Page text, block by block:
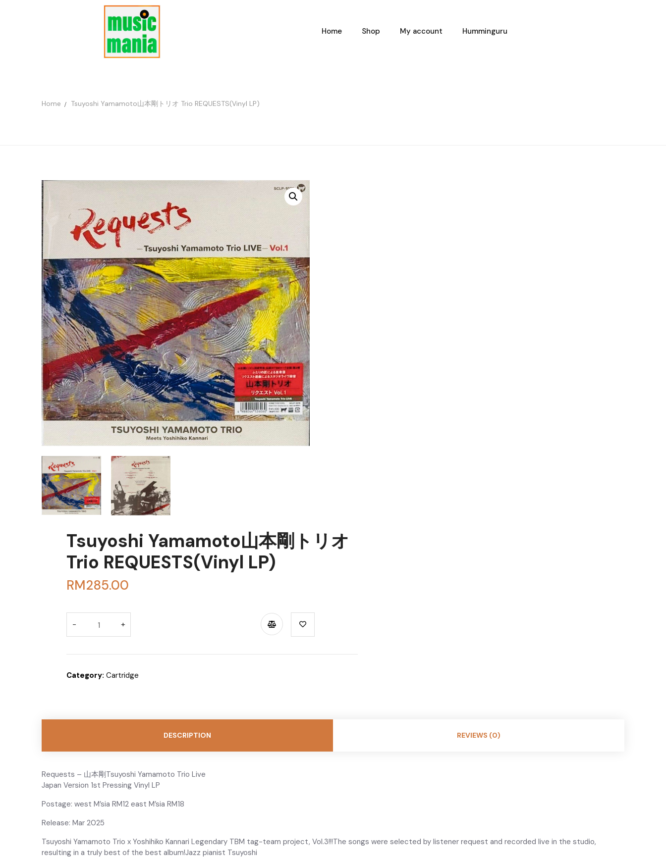
Home Shop My account Humminguru
Home Tsuyoshi Yamamoto山本剛トリオ Trio REQUESTS(Vinyl LP)
Tsuyoshi Yamamoto山本剛トリオ
Trio REQUESTS(Vinyl LP)
RM285.00
Category: Cartridge
DESCRIPTION REVIEWS (0)
Requests – 山本剛Tsuyoshi Yamamoto Trio Live
Japan Version 1st Pressing Vinyl LP
Postage: west M’sia RM12 east M’sia RM18
Release: Mar 2025
Tsuyoshi Yamamoto Trio x Yoshihiko Kannari Legendary TBM tag-team project, Vol.3!!!The songs were selected by listener request and recorded live in the studio,
resulting in a truly best of the best album!Jazz pianist Tsuyoshi